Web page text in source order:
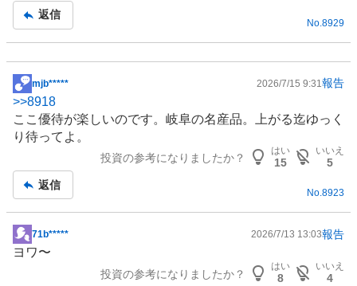
返信
No. 8929
掲
示
板
記
mjb***** 2026/7/15 9:31 報告
>>8918
ここ優待が楽しいのです。岐阜の名産品。上がる迄ゆっく
り待ってよ。
投資の参考になりましたか？
はい
15
いいえ
5
返信
No.8923
掲
示
71b***** 2026/7/13 13:03報告
ヨワ〜
投資の参考になりましたか？
はい
8
いいえ
4